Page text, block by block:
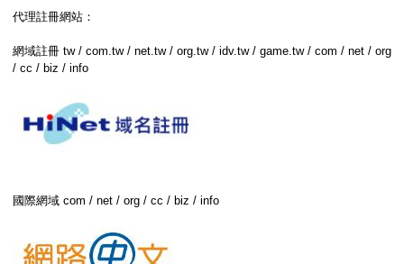
代理註冊網站：
網域註冊 tw / com.tw / net.tw / org.tw / idv.tw / game.tw / com / net / org
/ cc / biz / info
國際網域 com / net / org / cc / biz / info